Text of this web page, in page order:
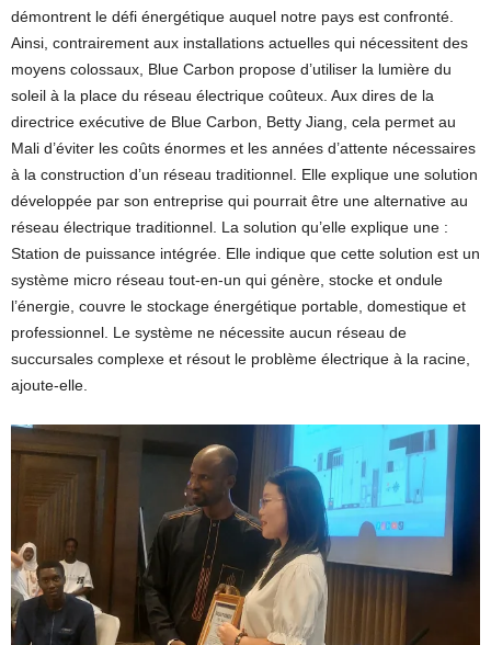
démontrent le défi énergétique auquel notre pays est confronté.
Ainsi, contrairement aux installations actuelles qui nécessitent des
moyens colossaux, Blue Carbon propose d’utiliser la lumière du
soleil à la place du réseau électrique coûteux. Aux dires de la
directrice exécutive de Blue Carbon, Betty Jiang, cela permet au
Mali d’éviter les coûts énormes et les années d’attente nécessaires
à la construction d’un réseau traditionnel. Elle explique une solution
développée par son entreprise qui pourrait être une alternative au
réseau électrique traditionnel. La solution qu’elle explique une :
Station de puissance intégrée. Elle indique que cette solution est un
système micro réseau tout-en-un qui génère, stocke et ondule
l’énergie, couvre le stockage énergétique portable, domestique et
professionnel. Le système ne nécessite aucun réseau de
succursales complexe et résout le problème électrique à la racine,
ajoute-elle.